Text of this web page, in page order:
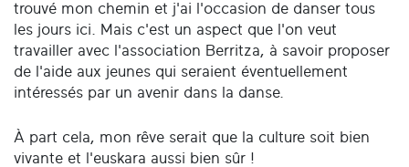
trouvé mon chemin et j'ai l'occasion de danser tous
les jours ici. Mais c'est un aspect que l'on veut
travailler avec l'association Berritza, à savoir proposer
de l'aide aux jeunes qui seraient éventuellement
intéressés par un avenir dans la danse.
À part cela, mon rêve serait que la culture soit bien
vivante et l'euskara aussi bien sûr !